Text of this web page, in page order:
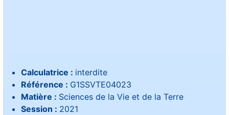
Calculatrice : interdite
Référence : G1SSVTE04023
Matière : Sciences de la Vie et de la Terre
Session : 2021